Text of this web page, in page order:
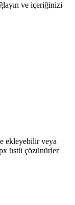
ve içeriğinizi
ekleyebilir veya
üstü çözünürler